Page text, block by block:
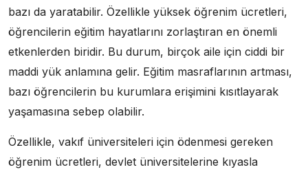
bazı da yaratabilir. Özellikle yüksek öğrenim ücretleri,
öğrencilerin eğitim hayatlarını zorlaştıran en önemli
etkenlerden biridir. Bu durum, birçok aile için ciddi bir
maddi yük anlamına gelir. Eğitim masraflarının artması,
bazı öğrencilerin bu kurumlara erişimini kısıtlayarak
yaşamasına sebep olabilir.
Özellikle, vakıf üniversiteleri için ödenmesi gereken
öğrenim ücretleri, devlet üniversitelerine kıyasla